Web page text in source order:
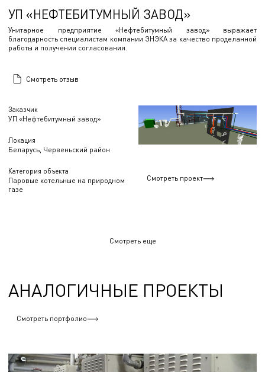
Заказчик
УП «Нефтебитумный завод»
Локация
Беларусь, Червеньский район
Категория объекта
Паровые котельные на природном
газе
УП «НЕФТЕБИТУМНЫЙ ЗАВОД»
Унитарное предприятие «Нефтебитумный завод» выражает
благодарность специалистам компании ЭНЭКА за качество проделанной
работы и получения согласования.
Смотреть отзыв
Смотреть проект
Смотреть еще
АНАЛОГИЧНЫЕ ПРОЕКТЫ
Смотреть портфолио
ТЭЦ, Мини-ТЭЦ на базе микро-ГТУ